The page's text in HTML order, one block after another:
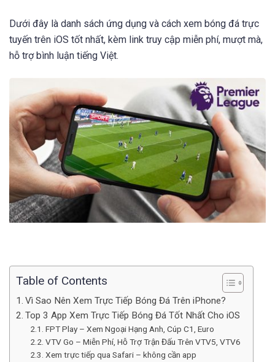
Dưới đây là danh sách ứng dụng và cách xem bóng đá trực
tuyến trên iOS tốt nhất, kèm link truy cập miễn phí, mượt mà,
hỗ trợ bình luận tiếng Việt.
Table of Contents
Vì Sao Nên Xem Trực Tiếp Bóng Đá Trên iPhone?
Top 3 App Xem Trực Tiếp Bóng Đá Tốt Nhất Cho iOS
FPT Play – Xem Ngoại Hạng Anh, Cúp C1, Euro
VTV Go – Miễn Phí, Hỗ Trợ Trận Đấu Trên VTV5, VTV6
Xem trực tiếp qua Safari – không cần app